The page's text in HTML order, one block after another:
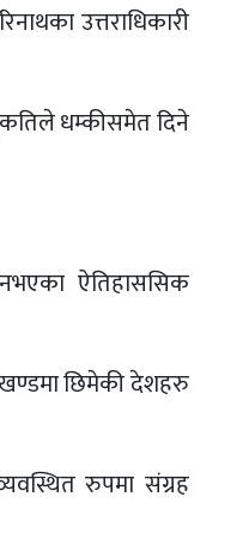
उत्तराधिकारी
धम्कीसमेत दिने
ऐतिहाससिक
छिमेकी देशहरु
रुपमा संग्रह